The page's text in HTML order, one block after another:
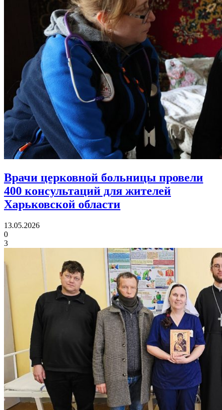
Врачи церковной больницы провели
400 консультаций для жителей
Харьковской области
13.05.2026
0
3